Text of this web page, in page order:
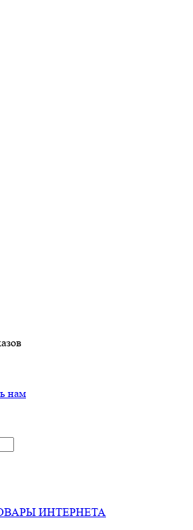
нам
ИНТЕРНЕТА